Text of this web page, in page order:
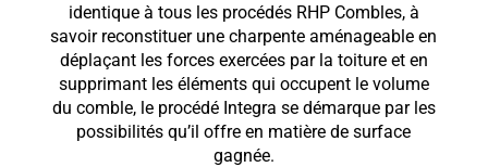
identique à tous les procédés RHP Combles, à
savoir reconstituer une charpente aménageable en
déplaçant les forces exercées par la toiture et en
supprimant les éléments qui occupent le volume
du comble, le procédé Integra se démarque par les
possibilités qu’il offre en matière de surface
gagnée.